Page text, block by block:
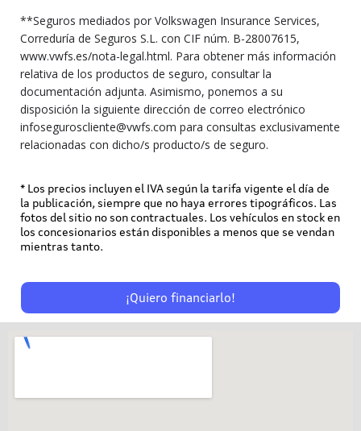
**Seguros mediados por Volkswagen Insurance Services,
Correduría de Seguros S.L. con CIF núm. B-28007615,
www.vwfs.es/nota-legal.html. Para obtener más información
relativa de los productos de seguro, consultar la
documentación adjunta. Asimismo, ponemos a su
disposición la siguiente dirección de correo electrónico
infoseguroscliente@vwfs.com para consultas exclusivamente
relacionadas con dicho/s producto/s de seguro.
* Los precios incluyen el IVA según la tarifa vigente el día de
la publicación, siempre que no haya errores tipográficos. Las
fotos del sitio no son contractuales. Los vehículos en stock en
los concesionarios están disponibles a menos que se vendan
mientras tanto.
¡Quiero financiarlo!